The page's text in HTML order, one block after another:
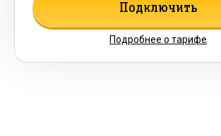
Подключить
Подробнее о тарифе